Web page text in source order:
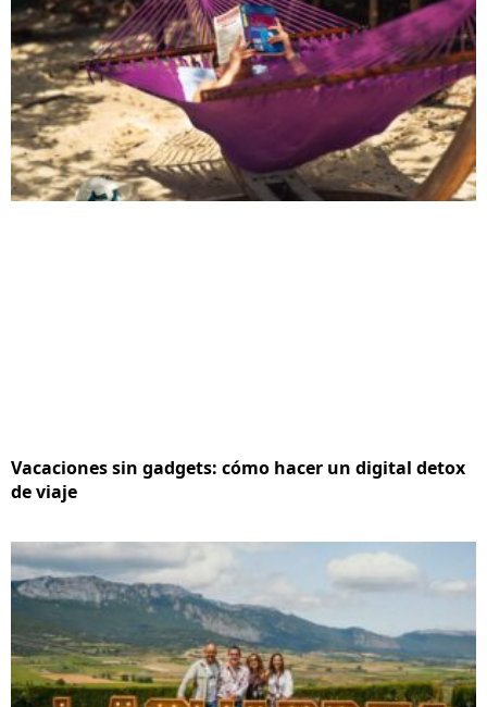
Vacaciones sin gadgets: cómo hacer un digital detox
de viaje